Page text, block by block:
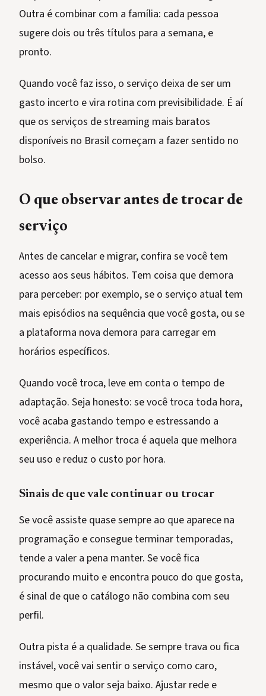
Outra é combinar com a família: cada pessoa
sugere dois ou três títulos para a semana, e
pronto.
Quando você faz isso, o serviço deixa de ser um
gasto incerto e vira rotina com previsibilidade. É aí
que os serviços de streaming mais baratos
disponíveis no Brasil começam a fazer sentido no
bolso.
O que observar antes de trocar de
serviço
Antes de cancelar e migrar, confira se você tem
acesso aos seus hábitos. Tem coisa que demora
para perceber: por exemplo, se o serviço atual tem
mais episódios na sequência que você gosta, ou se
a plataforma nova demora para carregar em
horários específicos.
Quando você troca, leve em conta o tempo de
adaptação. Seja honesto: se você troca toda hora,
você acaba gastando tempo e estressando a
experiência. A melhor troca é aquela que melhora
seu uso e reduz o custo por hora.
Sinais de que vale continuar ou trocar
Se você assiste quase sempre ao que aparece na
programação e consegue terminar temporadas,
tende a valer a pena manter. Se você fica
procurando muito e encontra pouco do que gosta,
é sinal de que o catálogo não combina com seu
perfil.
Outra pista é a qualidade. Se sempre trava ou fica
instável, você vai sentir o serviço como caro,
mesmo que o valor seja baixo. Ajustar rede e